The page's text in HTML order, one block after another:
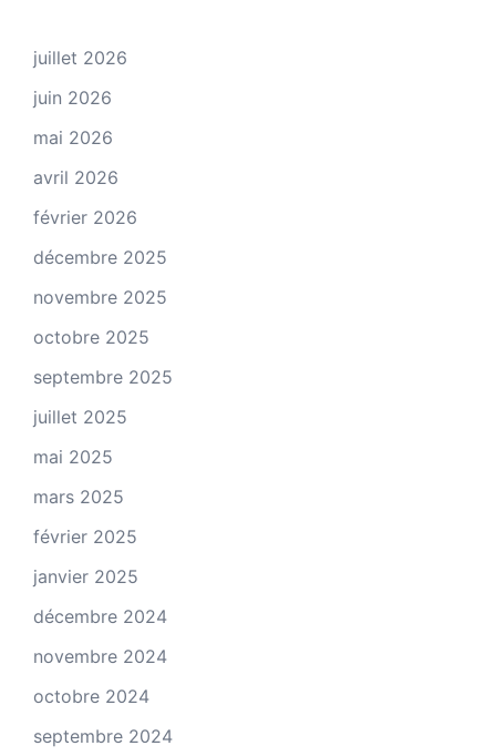
juillet 2026
juin 2026
mai 2026
avril 2026
février 2026
décembre 2025
novembre 2025
octobre 2025
septembre 2025
juillet 2025
mai 2025
mars 2025
février 2025
janvier 2025
décembre 2024
novembre 2024
octobre 2024
septembre 2024